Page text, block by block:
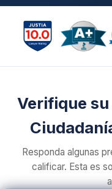
Verifique
Responda algunas
calificar. Esta es